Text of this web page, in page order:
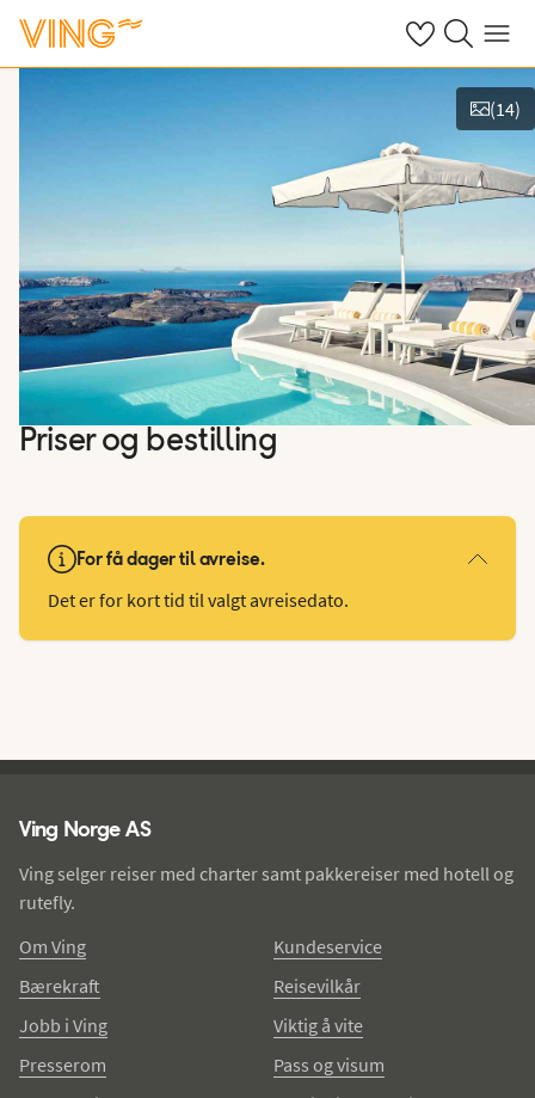
Se dine sparte
Søk påMeny
(14)
Priser og bestilling
For få dager til avreise.
Det er for kort tid til valgt avreisedato.
Ving Norge AS
Ving selger reiser med charter samt pakkereiser med hotell og
rutefly.
Om Ving
Bærekraft
Jobb i Ving
Presserom
Kundeservice
Reisevilkår
Viktig å vite
Pass og visum